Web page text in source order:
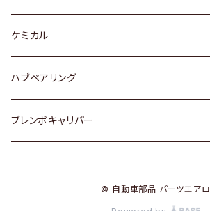
スバル
スバル
スズキ
日産
ダイハツ
ディーデル洗浄添加剤
ケミカル
ハブベアリング
トヨタ
ブレンボキャリパー
© 自動車部品 パーツエアロ